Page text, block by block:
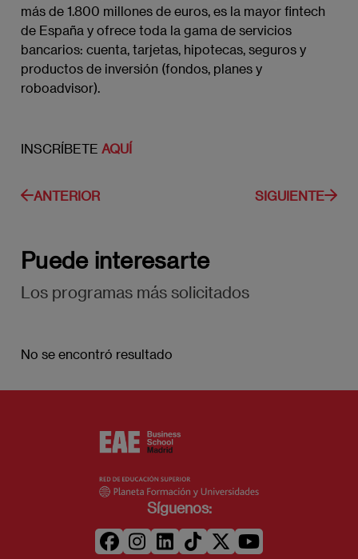
más de 1.800 millones de euros, es la mayor fintech
de España y ofrece toda la gama de servicios
bancarios: cuenta, tarjetas, hipotecas, seguros y
productos de inversión (fondos, planes y
roboadvisor).
INSCRÍBETE AQUÍ
ANTERIOR SIGUIENTE
Puede interesarte
Los programas más solicitados
No se encontró resultado
Síguenos: